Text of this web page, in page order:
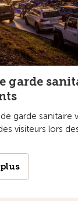
garde
garde sanitaire
visiteurs lors des